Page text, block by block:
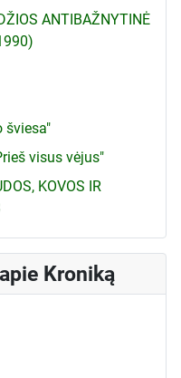
ANTIBAŽNYTINĖ
šviesa"
visus vėjus"
KOVOS IR
Kroniką